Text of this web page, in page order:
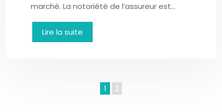
marché. La notoriété de l’assureur est…
Lire la suite
1 2